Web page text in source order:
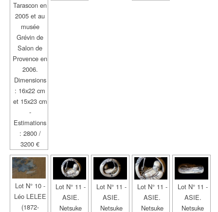
Tarascon en
2005 et au
musée
Grévin de
Salon de
Provence en
2006.
Dimensions
: 16x22 cm
et 15x23 cm
-
Estimations
: 2800 /
3200 €
Lot N° 10 -
Léo LELEE
(1872-
Lot N° 11 -
ASIE.
Netsuke
Lot N° 11 -
ASIE.
Netsuke
Lot N° 11 -
ASIE.
Netsuke
Lot N° 11 -
ASIE.
Netsuke